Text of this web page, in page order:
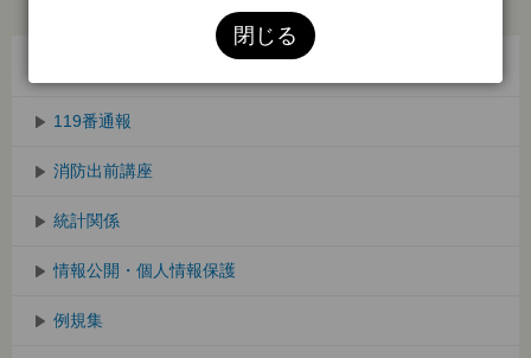
閉じる
119番通報
消防出前講座
統計関係
情報公開・個人情報保護
例規集